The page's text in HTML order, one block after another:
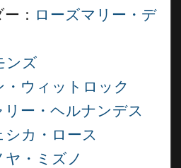
： ローズマリー・デ
ンズ
・ウィットロック
リー・ヘルナンデス
シカ・ロース
ヤ・ミズノ